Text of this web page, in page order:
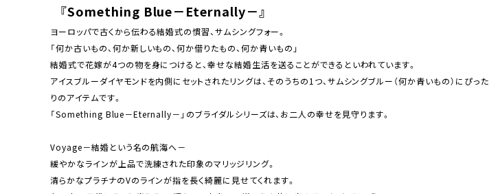
『Something Blue－Eternally－』
ヨーロッパで古くから伝わる結婚式の慣習、サムシングフォー。
「何か古いもの、何か新しいもの、何か借りたもの、何か青いもの」
結婚式で花嫁が4つの物を身につけると、幸せな結婚生活を送ることができるといわれています。
アイスブルーダイヤモンドを内側にセットされたリングは、そのうちの1つ、サムシングブルー（何か青いもの）にぴった
りのアイテムです。
「Something Blue－Eternally－」のブライダルシリーズは、お二人の幸せを見守ります。
Voyage－結婚という名の航海へ－
緩やかなラインが上品で洗練された印象のマリッジリング。
清らかなプラチナのVのラインが指を長く綺麗に見せてくれます。